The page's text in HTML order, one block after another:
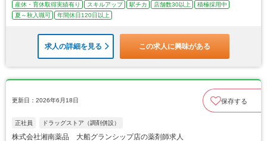
産休・育休取得実績有り
スキルアップ 駅チカ 店舗数30以上
積極採用中
夏～秋入職可
年間休日120日以上
求人の詳細を見る この求人に興味がある
更新日：2026年6月18日 保存する
正社員 ドラッグストア（調剤併設）
株式会社湘南薬品 大船グランシップ店の薬剤師求人